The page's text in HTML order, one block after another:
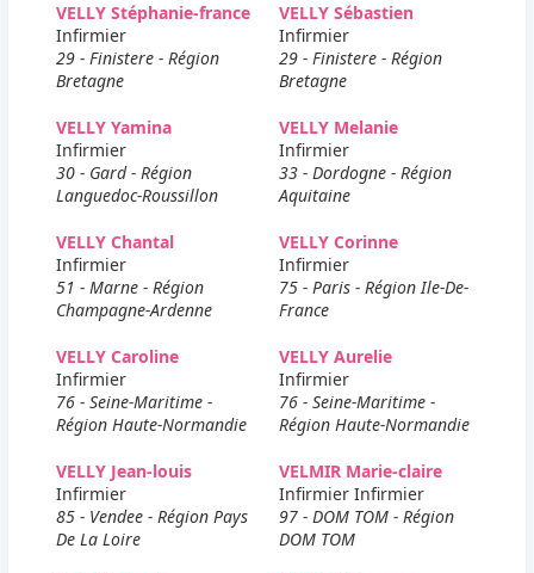
VELLY Stéphanie-france
Infirmier
29 - Finistere - Région
Bretagne
VELLY Sébastien
Infirmier
29 - Finistere - Région
Bretagne
VELLY Yamina
Infirmier
30 - Gard - Région
Languedoc-Roussillon
VELLY Melanie
Infirmier
33 - Dordogne - Région
Aquitaine
VELLY Chantal
Infirmier
51 - Marne - Région
Champagne-Ardenne
VELLY Corinne
Infirmier
75 - Paris - Région Ile-De-
France
VELLY Caroline
Infirmier
76 - Seine-Maritime -
Région Haute-Normandie
VELLY Aurelie
Infirmier
76 - Seine-Maritime -
Région Haute-Normandie
VELLY Jean-louis
Infirmier
85 - Vendee - Région Pays
De La Loire
VELMIR Marie-claire
Infirmier Infirmier
97 - DOM TOM - Région
DOM TOM